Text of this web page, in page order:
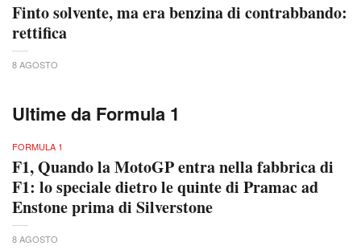
Finto solvente, ma era benzina di contrabbando:
rettifica
8 AGOSTO
Ultime da Formula 1
FORMULA 1
F1, Quando la MotoGP entra nella fabbrica di
F1: lo speciale dietro le quinte di Pramac ad
Enstone prima di Silverstone
8 AGOSTO